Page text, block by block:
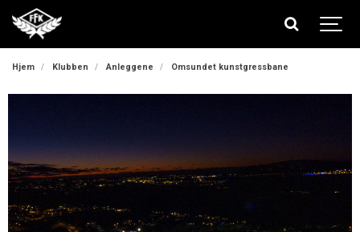
Hjem Klubben Anleggene Omsundet kunstgressbane